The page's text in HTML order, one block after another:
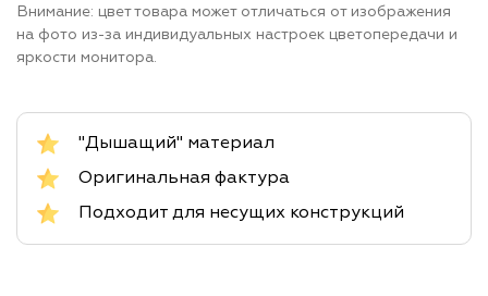
Внимание: цвет товара может отличаться от изображения
на фото из-за индивидуальных настроек цветопередачи и
яркости монитора.
"Дышащий" материал
Оригинальная фактура
Подходит для несущих конструкций